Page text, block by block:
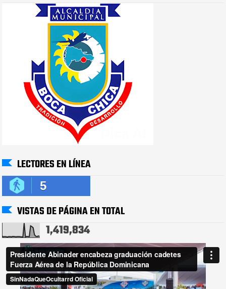
LECTORES EN LÍNEA
5
VISTAS DE PÁGINA EN TOTAL
1,419,834